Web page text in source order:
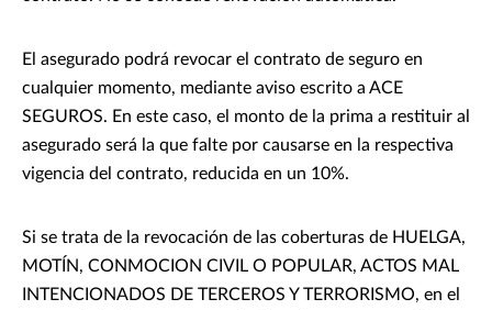
El asegurado podrá revocar el contrato de seguro en
cualquier momento, mediante aviso escrito a ACE
SEGUROS. En este caso, el monto de la prima a restituir al
asegurado será la que falte por causarse en la respectiva
vigencia del contrato, reducida en un 10%.
Si se trata de la revocación de las coberturas de HUELGA,
MOTÍN, CONMOCION CIVIL O POPULAR, ACTOS MAL
INTENCIONADOS DE TERCEROS Y TERRORISMO, en el